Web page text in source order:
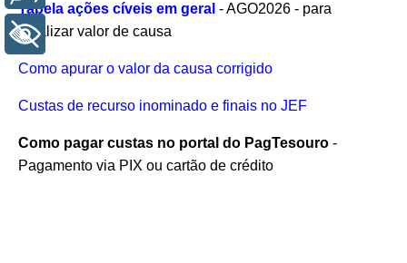
Tabela ações cíveis em geral - AGO2026 - para
atualizar valor de causa
Como apurar o valor da causa corrigido
Custas de recurso inominado e finais no JEF
Como pagar custas no portal do PagTesouro -
Pagamento via PIX ou cartão de crédito
+ Acessibilidade